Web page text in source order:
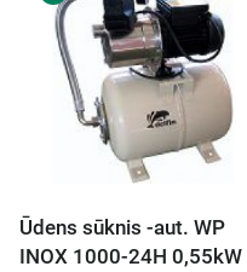
Ūdens sūknis -aut. WP
INOX 1000-24H 0,55kW